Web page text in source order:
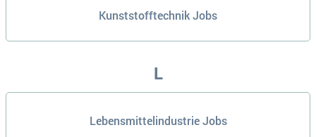
Kunststofftechnik Jobs
L
Lebensmittelindustrie Jobs